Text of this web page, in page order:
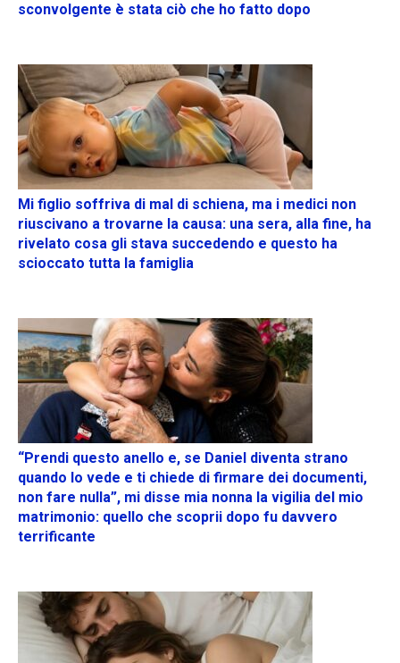
sconvolgente è stata ciò che ho fatto dopo
Mi figlio soffriva di mal di schiena, ma i medici non
riuscivano a trovarne la causa: una sera, alla fine, ha
rivelato cosa gli stava succedendo e questo ha
scioccato tutta la famiglia
“Prendi questo anello e, se Daniel diventa strano
quando lo vede e ti chiede di firmare dei documenti,
non fare nulla”, mi disse mia nonna la vigilia del mio
matrimonio: quello che scoprii dopo fu davvero
terrificante